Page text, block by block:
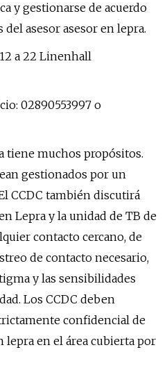
y gestionarse de acuerdo
asesor asesor en lepra.
a 22 Linenhall
02890553997 o
tiene muchos propósitos.
gestionados por un
CCDC también discutirá
Lepra y la unidad de TB de
contacto cercano, de
de contacto necesario,
y las sensibilidades
Los CCDC deben
confidencial de
lepra en el área cubierta por